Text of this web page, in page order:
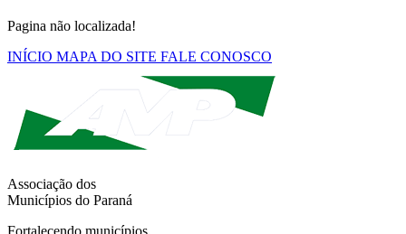
Pagina não localizada!
INÍCIO MAPA DO SITE FALE CONOSCO
Associação dos
Municípios do Paraná
Fortalecendo municípios,